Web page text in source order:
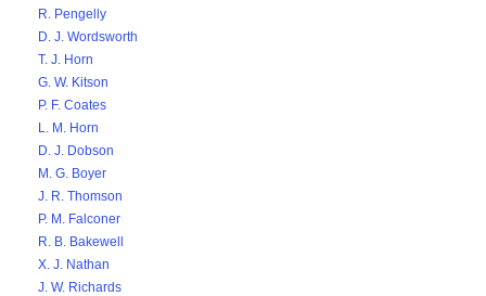
R. Pengelly
D. J. Wordsworth
T. J. Horn
G. W. Kitson
P. F. Coates
L. M. Horn
D. J. Dobson
M. G. Boyer
J. R. Thomson
P. M. Falconer
R. B. Bakewell
X. J. Nathan
J. W. Richards